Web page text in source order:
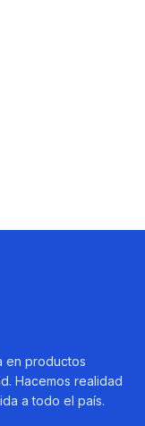
en productos
Hacemos realidad
a todo el país.